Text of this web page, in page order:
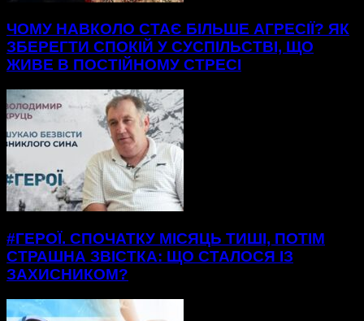
ЧОМУ НАВКОЛО СТАЄ БІЛЬШЕ АГРЕСІЇ? ЯК
ЗБЕРЕГТИ СПОКІЙ У СУСПІЛЬСТВІ, ЩО
ЖИВЕ В ПОСТІЙНОМУ СТРЕСІ
#ГЕРОЇ. СПОЧАТКУ МІСЯЦЬ ТИШІ, ПОТІМ
СТРАШНА ЗВІСТКА: ЩО СТАЛОСЯ ІЗ
ЗАХИСНИКОМ?